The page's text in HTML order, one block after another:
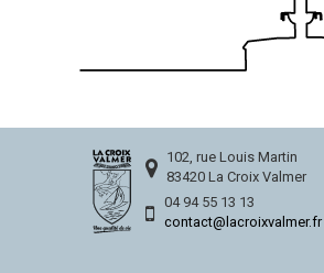
102, rue Louis Martin
83420 La Croix Valmer
04 94 55 13 13
contact@lacroixvalmer.fr